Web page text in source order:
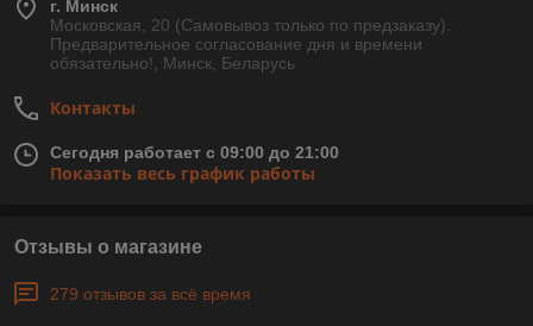
г. Минск
Московская, 20 (Самовывоз только по предзаказу).
Предварительное согласование дня и времени
обязательно!, Минск, Беларусь
Контакты
Сегодня работает с 09:00 до 21:00
Показать весь график работы
Отзывы о магазине
279 отзывов за всё время